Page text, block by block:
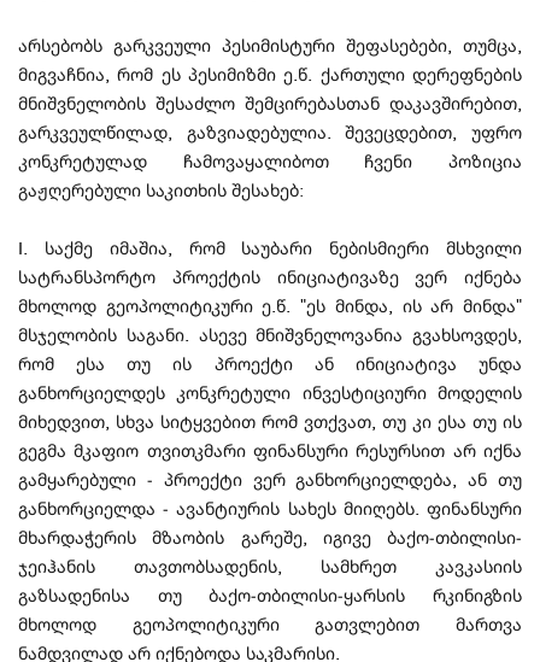
არსებობს გარკვეული პესიმისტური შეფასებები, თუმცა,
მიგვაჩნია, რომ ეს პესიმიზმი ე.წ. ქართული დერეფნების
მნიშვნელობის შესაძლო შემცირებასთან დაკავშირებით,
გარკვეულწილად, გაზვიადებულია. შევეცდებით, უფრო
კონკრეტულად ჩამოვაყალიბოთ ჩვენი პოზიცია
გაჟღერებული საკითხის შესახებ:
I. საქმე იმაშია, რომ საუბარი ნებისმიერი მსხვილი
სატრანსპორტო პროექტის ინიციატივაზე ვერ იქნება
მხოლოდ გეოპოლიტიკური ე.წ. "ეს მინდა, ის არ მინდა"
მსჯელობის საგანი. ასევე მნიშვნელოვანია გვახსოვდეს,
რომ ესა თუ ის პროექტი ან ინიციატივა უნდა
განხორციელდეს კონკრეტული ინვესტიციური მოდელის
მიხედვით, სხვა სიტყვებით რომ ვთქვათ, თუ კი ესა თუ ის
გეგმა მკაფიო თვითკმარი ფინანსური რესურსით არ იქნა
გამყარებული - პროექტი ვერ განხორციელდება, ან თუ
განხორციელდა - ავანტიურის სახეს მიიღებს. ფინანსური
მხარდაჭერის მზაობის გარეშე, იგივე ბაქო-თბილისი-
ჯეიჰანის თავთობსადენის, სამხრეთ კავკასიის
გაზსადენისა თუ ბაქო-თბილისი-ყარსის რკინიგზის
მხოლოდ გეოპოლიტიკური გათვლებით მართვა
ნამდვილად არ იქნებოდა საკმარისი.